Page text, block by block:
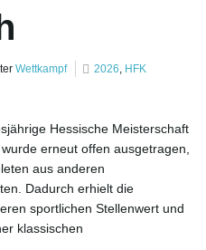
Wettkampf 2026, HFK
Hessische Meisterschaft
erneut offen ausgetragen,
aus anderen
Dadurch erhielt die
sportlichen Stellenwert und
klassischen